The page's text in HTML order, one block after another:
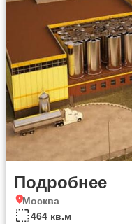
Подробнее
Москва
464 кв.м